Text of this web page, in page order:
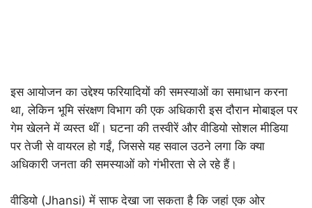
इस आयोजन का उद्देश्य फरियादियों की समस्याओं का समाधान करना
था, लेकिन भूमि संरक्षण विभाग की एक अधिकारी इस दौरान मोबाइल पर
गेम खेलने में व्यस्त थीं। घटना की तस्वीरें और वीडियो सोशल मीडिया
पर तेजी से वायरल हो गईं, जिससे यह सवाल उठने लगा कि क्या
अधिकारी जनता की समस्याओं को गंभीरता से ले रहे हैं।
वीडियो (Jhansi) में साफ देखा जा सकता है कि जहां एक ओर